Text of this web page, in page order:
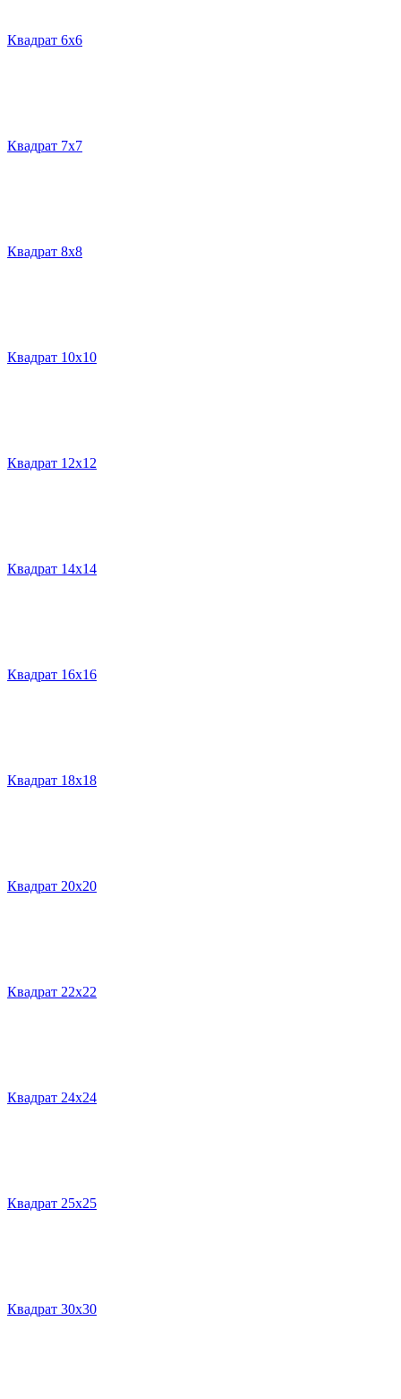
Квадрат 6х6
Квадрат 7х7
Квадрат 8х8
Квадрат 10х10
Квадрат 12х12
Квадрат 14х14
Квадрат 16х16
Квадрат 18х18
Квадрат 20х20
Квадрат 22х22
Квадрат 24х24
Квадрат 25х25
Квадрат 30х30